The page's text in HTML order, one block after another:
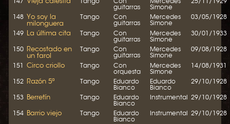
guitarras
Simone
148 Yo soy la
milonguera
Tango
Con
guitarras
Mercedes
Simone
03/05/1928
149 La última cita Tango
Con
guitarras
Mercedes
Simone
30/01/1933
150 Recostado en
un farol
Tango
Con
guitarras
Mercedes
Simone
09/08/1928
151 Circo criollo Tango
Con
orquesta
Mercedes
Simone
14/08/1931
152 Razón 5ª Tango
Eduardo
Bianco
Eduardo
Bianco
29/10/1928
153 Berretín Tango
Eduardo
Bianco
Instrumental 29/10/1928
154 Barrio viejo Tango
Eduardo
Bianco
Instrumental 29/10/1928